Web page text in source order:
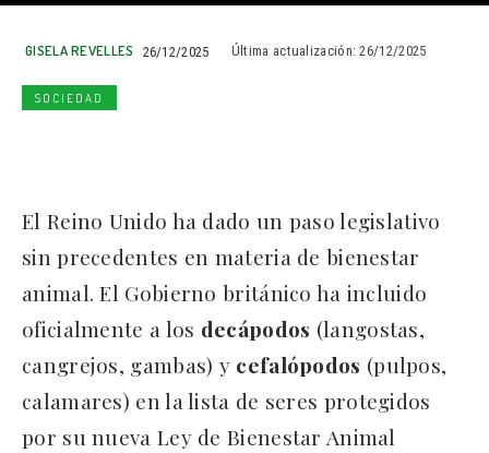
GISELA REVELLES 26/12/2025 Última actualización: 26/12/2025
SOCIEDAD
El Reino Unido ha dado un paso legislativo
sin precedentes en materia de bienestar
animal. El Gobierno británico ha incluido
oficialmente a los decápodos (langostas,
cangrejos, gambas) y cefalópodos (pulpos,
calamares) en la lista de seres protegidos
por su nueva Ley de Bienestar Animal